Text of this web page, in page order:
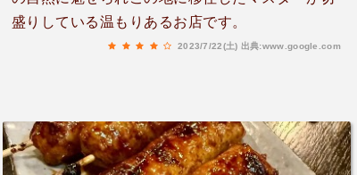
盛りしている温もりあるお店です。
2023/7/22(土) 出典:www.google.com